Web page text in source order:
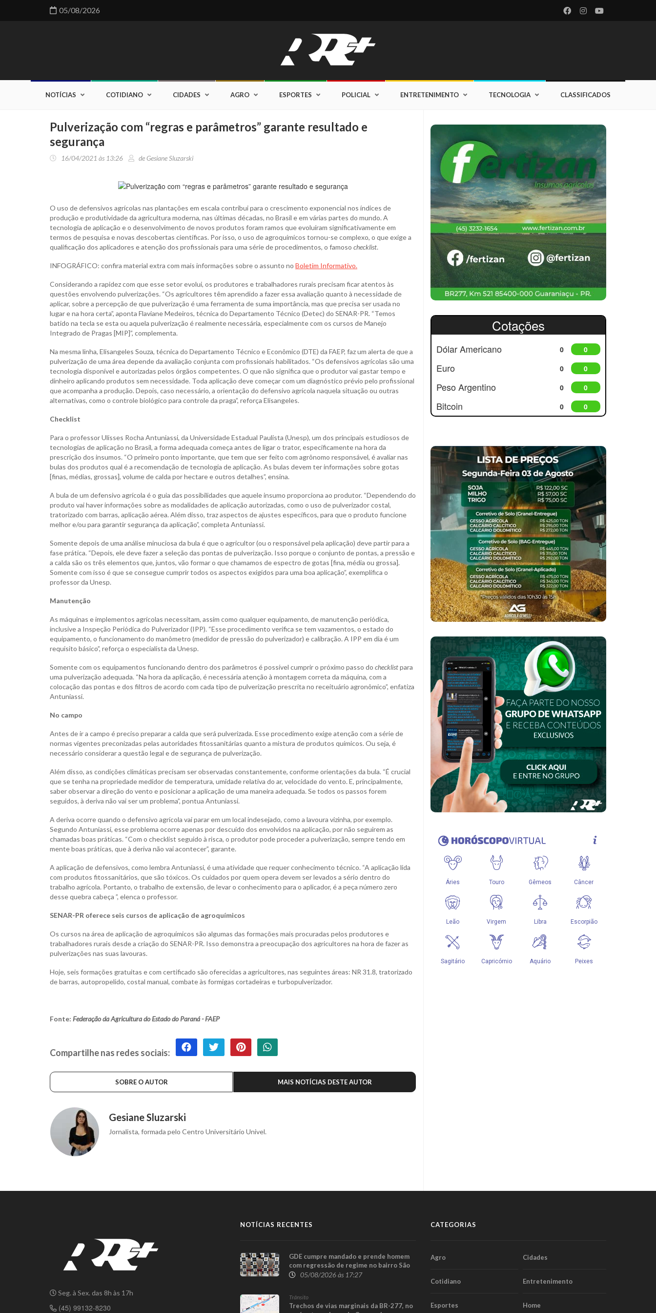
05/08/2026
NOTÍCIAS COTIDIANO CIDADES AGRO ESPORTES POLICIAL ENTRETENIMENTO TECNOLOGIA CLASSIFICADOS
Pulverização com “regras e parâmetros” garante resultado e
segurança
16/04/2021 às 13:26 de Gesiane Sluzarski
O uso de defensivos agrícolas nas plantações em escala contribui para o crescimento exponencial nos índices de
produção e produtividade da agricultura moderna, nas últimas décadas, no Brasil e em várias partes do mundo. A
tecnologia de aplicação e o desenvolvimento de novos produtos foram ramos que evoluíram significativamente em
termos de pesquisa e novas descobertas científicas. Por isso, o uso de agroquímicos tornou-se complexo, o que exige a
qualificação dos aplicadores e atenção dos profissionais para uma série de procedimentos, o famoso checklist.
INFOGRÁFICO: confira material extra com mais informações sobre o assunto no Boletim Informativo.
Considerando a rapidez com que esse setor evolui, os produtores e trabalhadores rurais precisam ficar atentos às
questões envolvendo pulverizações. “Os agricultores têm aprendido a fazer essa avaliação quanto à necessidade de
aplicar, sobre a percepção de que pulverização é uma ferramenta de suma importância, mas que precisa ser usada no
lugar e na hora certa”, aponta Flaviane Medeiros, técnica do Departamento Técnico (Detec) do SENAR-PR. “Temos
batido na tecla se esta ou aquela pulverização é realmente necessária, especialmente com os cursos de Manejo
Integrado de Pragas [MIP]”, complementa.
Na mesma linha, Elisangeles Souza, técnica do Departamento Técnico e Econômico (DTE) da FAEP, faz um alerta de que a
pulverização de uma área depende da avaliação conjunta com profissionais habilitados. “Os defensivos agrícolas são uma
tecnologia disponível e autorizadas pelos órgãos competentes. O que não significa que o produtor vai gastar tempo e
dinheiro aplicando produtos sem necessidade. Toda aplicação deve começar com um diagnóstico prévio pelo profissional
que acompanha a produção. Depois, caso necessário, a orientação do defensivo agrícola naquela situação ou outras
alternativas, como o controle biológico para controle da praga”, reforça Elisangeles.
Checklist
Para o professor Ulisses Rocha Antuniassi, da Universidade Estadual Paulista (Unesp), um dos principais estudiosos de
tecnologias de aplicação no Brasil, a forma adequada começa antes de ligar o trator, especificamente na hora da
prescrição dos insumos. “O primeiro ponto importante, que tem que ser feito com agrônomo responsável, é avaliar nas
bulas dos produtos qual é a recomendação de tecnologia de aplicação. As bulas devem ter informações sobre gotas
[finas, médias, grossas], volume de calda por hectare e outros detalhes”, ensina.
A bula de um defensivo agrícola é o guia das possibilidades que aquele insumo proporciona ao produtor. “Dependendo do
produto vai haver informações sobre as modalidades de aplicação autorizadas, como o uso de pulverizador costal,
tratorizado com barras, aplicação aérea. Além disso, traz aspectos de ajustes específicos, para que o produto funcione
melhor e/ou para garantir segurança da aplicação”, completa Antuniassi.
Somente depois de uma análise minuciosa da bula é que o agricultor (ou o responsável pela aplicação) deve partir para a
fase prática. “Depois, ele deve fazer a seleção das pontas de pulverização. Isso porque o conjunto de pontas, a pressão e
a calda são os três elementos que, juntos, vão formar o que chamamos de espectro de gotas [fina, média ou grossa].
Somente com isso é que se consegue cumprir todos os aspectos exigidos para uma boa aplicação”, exemplifica o
professor da Unesp.
Manutenção
As máquinas e implementos agrícolas necessitam, assim como qualquer equipamento, de manutenção periódica,
inclusive a Inspeção Periódica do Pulverizador (IPP). “Esse procedimento verifica se tem vazamentos, o estado do
equipamento, o funcionamento do manômetro (medidor de pressão do pulverizador) e calibração. A IPP em dia é um
requisito básico”, reforça o especialista da Unesp.
Somente com os equipamentos funcionando dentro dos parâmetros é possível cumprir o próximo passo do checklistpara
uma pulverização adequada. “Na hora da aplicação, é necessária atenção à montagem correta da máquina, com a
colocação das pontas e dos filtros de acordo com cada tipo de pulverização prescrita no receituário agronômico”, enfatiza
Antuniassi.
No campo
Antes de ir a campo é preciso preparar a calda que será pulverizada. Esse procedimento exige atenção com a série de
normas vigentes preconizadas pelas autoridades fitossanitárias quanto a mistura de produtos químicos. Ou seja, é
necessário considerar a questão legal e de segurança de pulverização.
Além disso, as condições climáticas precisam ser observadas constantemente, conforme orientações da bula. “É crucial
que se tenha na propriedade medidor de temperatura, umidade relativa do ar, velocidade do vento. E, principalmente,
saber observar a direção do vento e posicionar a aplicação de uma maneira adequada. Se todos os passos forem
seguidos, à deriva não vai ser um problema”, pontua Antuniassi.
A deriva ocorre quando o defensivo agrícola vai parar em um local indesejado, como a lavoura vizinha, por exemplo.
Segundo Antuniassi, esse problema ocorre apenas por descuido dos envolvidos na aplicação, por não seguirem as
chamadas boas práticas. “Com o checklist seguido à risca, o produtor pode proceder a pulverização, sempre tendo em
mente boas práticas, que à deriva não vai acontecer”, garante.
A aplicação de defensivos, como lembra Antuniassi, é uma atividade que requer conhecimento técnico. “A aplicação lida
com produtos fitossanitários, que são tóxicos. Os cuidados por quem opera devem ser levados a sério dentro do
trabalho agrícola. Portanto, o trabalho de extensão, de levar o conhecimento para o aplicador, é a peça número zero
desse quebra cabeça ”, elenca o professor.
SENAR-PR oferece seis cursos de aplicação de agroquímicos
Os cursos na área de aplicação de agroquímicos são algumas das formações mais procuradas pelos produtores e
trabalhadores rurais desde a criação do SENAR-PR. Isso demonstra a preocupação dos agricultores na hora de fazer as
pulverizações nas suas lavouras.
Hoje, seis formações gratuitas e com certificado são oferecidas a agricultores, nas seguintes áreas: NR 31.8, tratorizado
de barras, autopropelido, costal manual, combate às formigas cortadeiras e turbopulverizador.
Fonte: Federação da Agricultura do Estado do Paraná - FAEP
Compartilhe nas redes sociais:
SOBRE O AUTOR MAIS NOTÍCIAS DESTE AUTOR
Gesiane Sluzarski
Jornalista, formada pelo Centro Universitário Univel.
Cotações
Dólar Americano 0 0
Euro 0 0
Peso Argentino 0 0
Bitcoin 0 0
Seg. à Sex. das 8h às 17h
(45) 99132-8230
NOTÍCIAS RECENTES
GDE cumpre mandado e prende homem
com regressão de regime no bairro São
Cristóvão, em Cascavel
05/08/2026 às 17:27
Trânsito
Trechos de vias marginais da BR-277, no
CATEGORIAS
Agro Cidades
Cotidiano Entretenimento
Esportes Home